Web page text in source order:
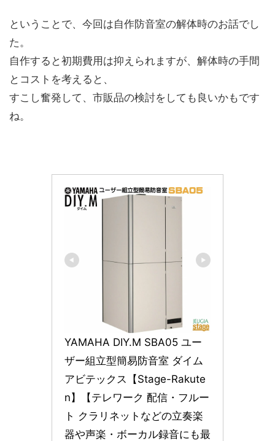
ということで、今回は自作防音室の解体時のお話でし
た。
自作すると初期費用は抑えられますが、解体時の手間
とコストを考えると、
すこし奮発して、市販品の検討をしても良いかもです
ね。
YAMAHA DIY.M SBA05 ユー
ザー組立型簡易防音室 ダイム
アビテックス【Stage-Rakute
n】【テレワーク 配信・フルー
ト クラリネットなどの立奏楽
器や声楽・ボーカル録音にも最